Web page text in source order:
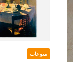
منوعات